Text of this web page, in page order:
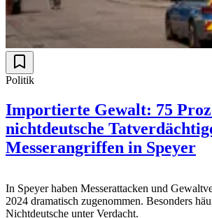
Politik
Importierte Gewalt: 75
nichtdeutsche
Messerangriffen in Speyer
In Speyer haben Messerattacken und
2024 dramatisch zugenommen. Besonders
Nichtdeutsche unter Verdacht.